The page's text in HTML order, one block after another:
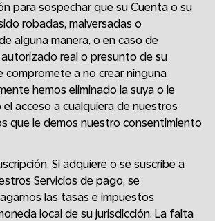
para sospechar que su Cuenta o su
robadas, malversadas o
alguna manera, o en caso de
real o presunto de su
compromete a no crear ninguna
hemos eliminado la suya o le
acceso a cualquiera de nuestros
que le demos nuestro consentimiento
Si adquiere o se suscribe a
Servicios de pago, se
las tasas e impuestos
local de su jurisdicción. La falta